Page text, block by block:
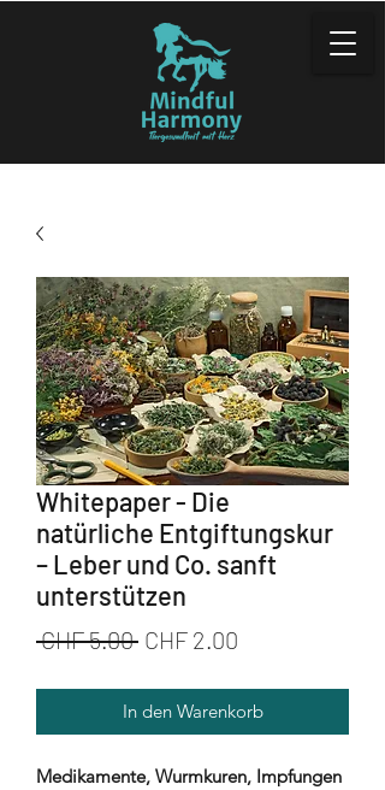
Whitepaper - Die
natürliche Entgiftungskur
– Leber und Co. sanft
unterstützen
CHF 5.00 Standardpreis
CHF 2.00
In den Warenkorb
Medikamente, Wurmkuren, Impfungen